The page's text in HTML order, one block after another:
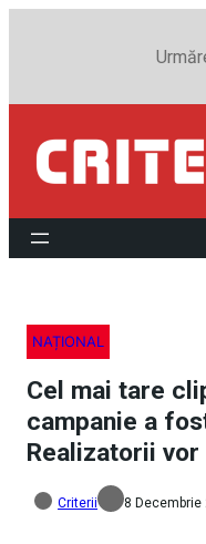
NAȚIONAL
Cel mai tare
campanie a
Realizatorii vor
Criterii 8 Decembrie